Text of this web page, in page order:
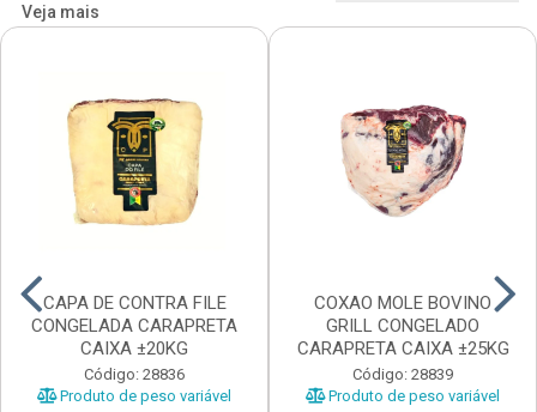
Veja mais
CAPA DE CONTRA FILE
CONGELADA CARAPRETA
CAIXA ±20KG
Código: 28836
Produto de peso variável
COXAO MOLE BOVINO
GRILL CONGELADO
CARAPRETA CAIXA ±25KG
Código: 28839
Produto de peso variável